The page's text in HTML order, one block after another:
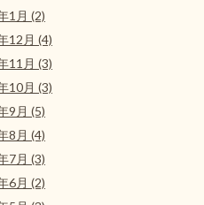
1月 (2)
12月 (4)
11月 (3)
10月 (3)
9月 (5)
8月 (4)
7月 (3)
6月 (2)